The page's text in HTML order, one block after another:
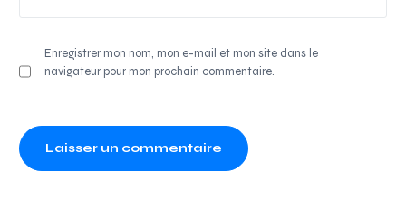
Enregistrer mon nom, mon e-mail et mon site dans le
navigateur pour mon prochain commentaire.